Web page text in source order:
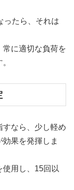
ったら、それは
常に適切な負荷を
すなら、少し軽め
果を発揮しま
使用し、15回以